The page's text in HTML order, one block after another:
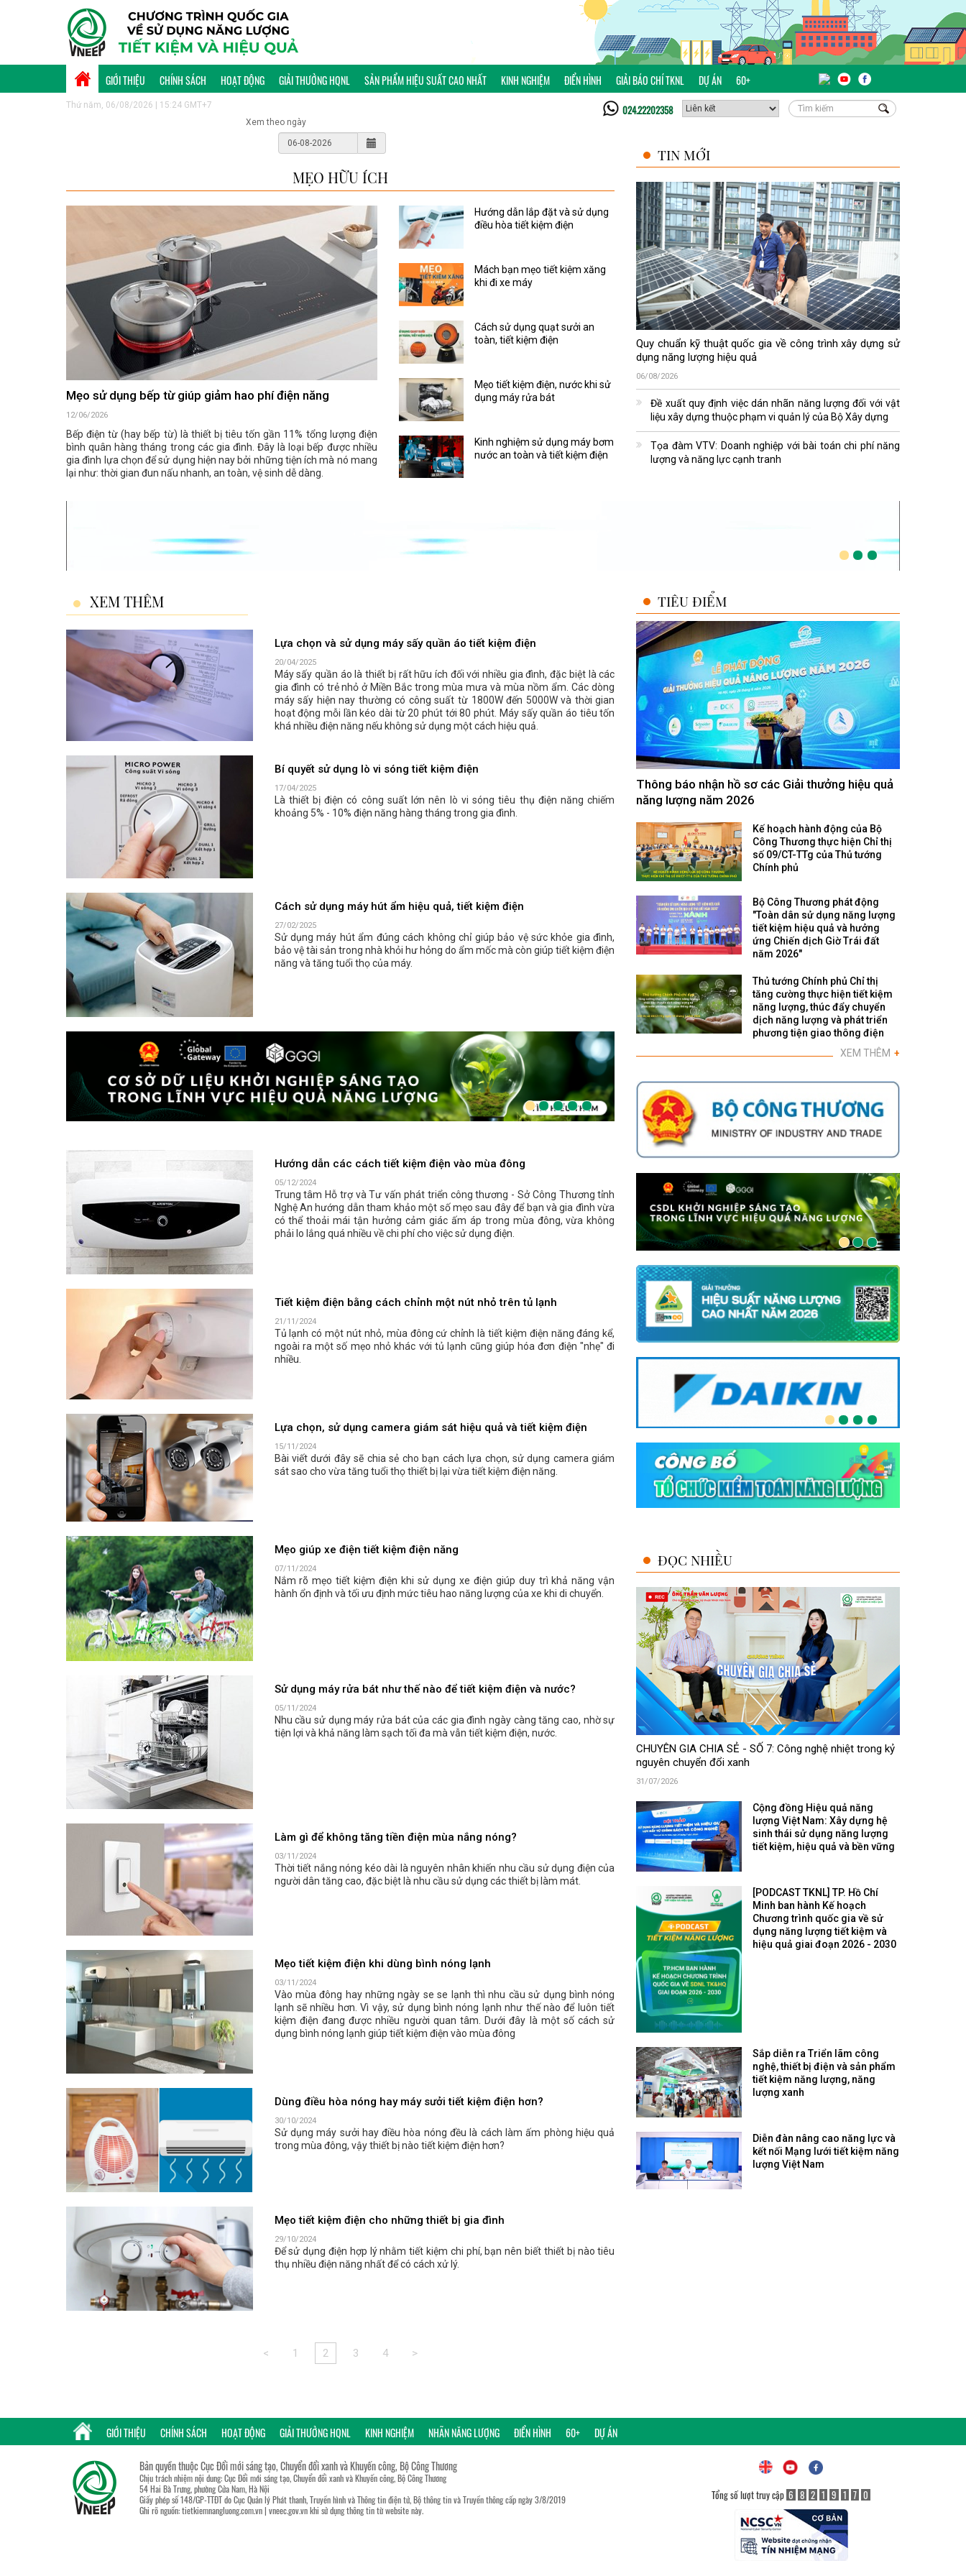
GIỚI THIỆU CHÍNH SÁCH HOẠT ĐỘNG GIẢI THƯỞNG HQNL SẢN PHẨM HIỆU SUẤT CAO NHẤT KINH NGHIỆM ĐIỂN HÌNH GIẢI BÁO CHÍ TKNL DỰ ÁN 60+
Thứ năm, 06/08/2026 | 15:24 GMT+7 024.22202358
Xem theo ngày
MẸO HỮU ÍCH
Mẹo sử dụng bếp từ giúp giảm hao phí điện năng
12/06/2026
Bếp điện từ (hay bếp từ) là thiết bị tiêu tốn gần 11% tổng lượng điện
bình quân hàng tháng trong các gia đình. Đây là loại bếp được nhiều
gia đình lựa chọn để sử dụng hiện nay bởi những tiện ích mà nó mang
lại như: thời gian đun nấu nhanh, an toàn, vệ sinh dễ dàng.
Hướng dẫn lắp đặt và sử dụng
điều hòa tiết kiệm điện
Mách bạn mẹo tiết kiệm xăng
khi đi xe máy
Cách sử dụng quạt sưởi an
toàn, tiết kiệm điện
Mẹo tiết kiệm điện, nước khi sử
dụng máy rửa bát
Kinh nghiệm sử dụng máy bơm
nước an toàn và tiết kiệm điện
TIN MỚI
Quy chuẩn kỹ thuật quốc gia về công trình xây dựng sử
dụng năng lượng hiệu quả
06/08/2026
Đề xuất quy định việc dán nhãn năng lượng đối với vật
liệu xây dựng thuộc phạm vi quản lý của Bộ Xây dựng
Tọa đàm VTV: Doanh nghiệp với bài toán chi phí năng
lượng và năng lực cạnh tranh
XEM THÊM
Lựa chọn và sử dụng máy sấy quần áo tiết kiệm điện
20/04/2025
Máy sấy quần áo là thiết bị rất hữu ích đối với nhiều gia đình, đặc biệt là các
gia đình có trẻ nhỏ ở Miền Bắc trong mùa mưa và mùa nồm ẩm. Các dòng
máy sấy hiện nay thường có công suất từ 1800W đến 5000W và thời gian
hoạt động mỗi lần kéo dài từ 20 phút tới 80 phút. Máy sấy quần áo tiêu tốn
khá nhiều điện năng nếu không sử dụng một cách hiệu quả.
Bí quyết sử dụng lò vi sóng tiết kiệm điện
17/04/2025
Là thiết bị điện có công suất lớn nên lò vi sóng tiêu thụ điện năng chiếm
khoảng 5% - 10% điện năng hàng tháng trong gia đình.
Cách sử dụng máy hút ẩm hiệu quả, tiết kiệm điện
27/02/2025
Sử dụng máy hút ẩm đúng cách không chỉ giúp bảo vệ sức khỏe gia đình,
bảo vệ tài sản trong nhà khỏi hư hỏng do ẩm mốc mà còn giúp tiết kiệm điện
năng và tăng tuổi thọ của máy.
Hướng dẫn các cách tiết kiệm điện vào mùa đông
05/12/2024
Trung tâm Hỗ trợ và Tư vấn phát triển công thương - Sở Công Thương tỉnh
Nghệ An hướng dẫn tham khảo một số mẹo sau đây để bạn và gia đình vừa
có thể thoải mái tận hưởng cảm giác ấm áp trong mùa đông, vừa không
phải lo lắng quá nhiều về chi phí cho việc sử dụng điện.
Tiết kiệm điện bằng cách chỉnh một nút nhỏ trên tủ lạnh
21/11/2024
Tủ lạnh có một nút nhỏ, mùa đông cứ chỉnh là tiết kiệm điện năng đáng kể,
ngoài ra một số mẹo nhỏ khác với tủ lạnh cũng giúp hóa đơn điện "nhẹ" đi
nhiều.
Lựa chọn, sử dụng camera giám sát hiệu quả và tiết kiệm điện
15/11/2024
Bài viết dưới đây sẽ chia sẻ cho bạn cách lựa chọn, sử dụng camera giám
sát sao cho vừa tăng tuổi thọ thiết bị lại vừa tiết kiệm điện năng.
Mẹo giúp xe điện tiết kiệm điện năng
07/11/2024
Nắm rõ mẹo tiết kiệm điện khi sử dụng xe điện giúp duy trì khả năng vận
hành ổn định và tối ưu định mức tiêu hao năng lượng của xe khi di chuyển.
Sử dụng máy rửa bát như thế nào để tiết kiệm điện và nước?
05/11/2024
Nhu cầu sử dụng máy rửa bát của các gia đình ngày càng tăng cao, nhờ sự
tiện lợi và khả năng làm sạch tối đa mà vẫn tiết kiệm điện, nước.
Làm gì để không tăng tiền điện mùa nắng nóng?
03/11/2024
Thời tiết nắng nóng kéo dài là nguyên nhân khiến nhu cầu sử dụng điện của
người dân tăng cao, đặc biệt là nhu cầu sử dụng các thiết bị làm mát.
Mẹo tiết kiệm điện khi dùng bình nóng lạnh
03/11/2024
Vào mùa đông hay những ngày se se lạnh thì nhu cầu sử dụng bình nóng
lạnh sẽ nhiều hơn. Vì vậy, sử dụng bình nóng lạnh như thế nào để luôn tiết
kiệm điện đang được nhiều người quan tâm. Dưới đây là một số cách sử
dụng bình nóng lạnh giúp tiết kiệm điện vào mùa đông
Dùng điều hòa nóng hay máy sưởi tiết kiệm điện hơn?
30/10/2024
Sử dụng máy sưởi hay điều hòa nóng đều là cách làm ấm phòng hiệu quả
trong mùa đông, vậy thiết bị nào tiết kiệm điện hơn?
Mẹo tiết kiệm điện cho những thiết bị gia đình
29/10/2024
Để sử dụng điện hợp lý nhằm tiết kiệm chi phí, bạn nên biết thiết bị nào tiêu
thụ nhiều điện năng nhất để có cách xử lý.
< 1 2 3 4 >
TIÊU ĐIỂM
Thông báo nhận hồ sơ các Giải thưởng hiệu quả
năng lượng năm 2026
Kế hoạch hành động của Bộ
Công Thương thực hiện Chỉ thị
số 09/CT-TTg của Thủ tướng
Chính phủ
Bộ Công Thương phát động
"Toàn dân sử dụng năng lượng
tiết kiệm hiệu quả và hưởng
ứng Chiến dịch Giờ Trái đất
năm 2026"
Thủ tướng Chính phủ Chỉ thị
tăng cường thực hiện tiết kiệm
năng lượng, thúc đẩy chuyển
dịch năng lượng và phát triển
phương tiện giao thông điện
XEM THÊM +
ĐỌC NHIỀU
CHUYÊN GIA CHIA SẺ - SỐ 7: Công nghệ nhiệt trong kỷ
nguyên chuyển đổi xanh
31/07/2026
Cộng đồng Hiệu quả năng
lượng Việt Nam: Xây dựng hệ
sinh thái sử dụng năng lượng
tiết kiệm, hiệu quả và bền vững
[PODCAST TKNL] TP. Hồ Chí
Minh ban hành Kế hoạch
Chương trình quốc gia về sử
dụng năng lượng tiết kiệm và
hiệu quả giai đoạn 2026 - 2030
Sắp diễn ra Triển lãm công
nghệ, thiết bị điện và sản phẩm
tiết kiệm năng lượng, năng
lượng xanh
Diễn đàn nâng cao năng lực và
kết nối Mạng lưới tiết kiệm năng
lượng Việt Nam
GIỚI THIỆU CHÍNH SÁCH HOẠT ĐỘNG GIẢI THƯỞNG HQNL KINH NGHIỆM NHÃN NĂNG LƯỢNG ĐIỂN HÌNH 60+ DỰ ÁN
Bản quyền thuộc Cục Đổi mới sáng tạo, Chuyển đổi xanh và Khuyến công, Bộ Công Thương
Chịu trách nhiệm nội dung: Cục Đổi mới sáng tạo, Chuyển đổi xanh và Khuyến công, Bộ Công Thương
54 Hai Bà Trưng, phường Cửa Nam, Hà Nội
Giấy phép số 148/GP-TTĐT do Cục Quản lý Phát thanh, Truyền hình và Thông tin điện tử, Bộ thông tin và Truyền thông cấp ngày 3/8/2019
Ghi rõ nguồn:tietkiemnangluong.com.vn |vneec.gov.vnkhi sử dụng thông tin từ website này.
Tổng số lượt truy cập 6 8 2 1 9 1 7 0